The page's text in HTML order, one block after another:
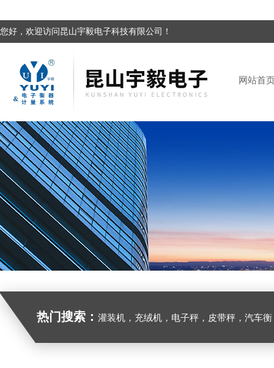
您好，欢迎访问昆山宇毅电子科技有限公司！
网站首
热门搜索： 灌装机，充绒机，电子秤，皮带秤，汽车